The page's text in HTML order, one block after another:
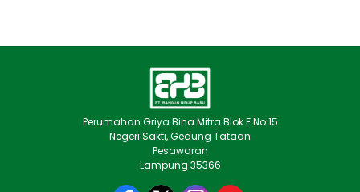
Perumahan Griya Bina Mitra Blok F No.15
Negeri Sakti, Gedung Tataan
Pesawaran
Lampung 35366